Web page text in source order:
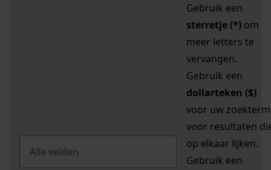
Gebruik een
sterretje (*) om
meer letters te
vervangen.
Gebruik een
dollarteken ($)
voor uw zoekterm
voor resultaten
op elkaar lijken.
Gebruik een